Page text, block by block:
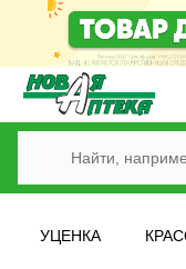
Найти,
УЦЕНКА